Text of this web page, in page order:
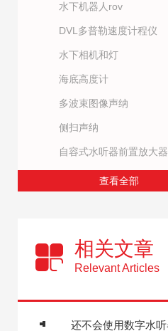
水下机器人rov
DVL多普勒速度计程仪
水下相机和灯
海底高度计
多波束图像声纳
侧扫声纳
自容式水听器前置放大器
查看全部
相关文章
Relevant Articles